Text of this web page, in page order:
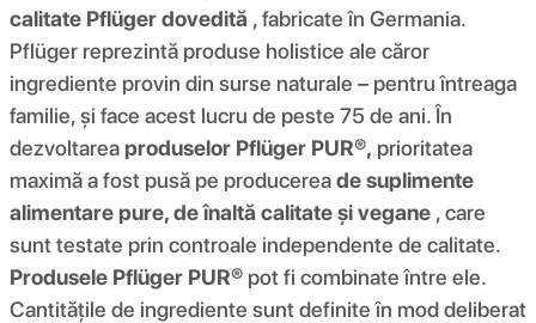
calitate Pflüger dovedită , fabricate în Germania.
Pflüger reprezintă produse holistice ale căror
ingrediente provin din surse naturale – pentru întreaga
familie, și face acest lucru de peste 75 de ani. În
dezvoltareaproduselor Pflüger PUR®, prioritatea
maximă a fost pusă pe producereade suplimente
alimentare pure, de înaltă calitate și vegane , care
sunt testate prin controale independente de calitate.
Produsele Pflüger PUR® pot fi combinate între ele.
Cantitățile de ingrediente sunt definite în mod deliberat